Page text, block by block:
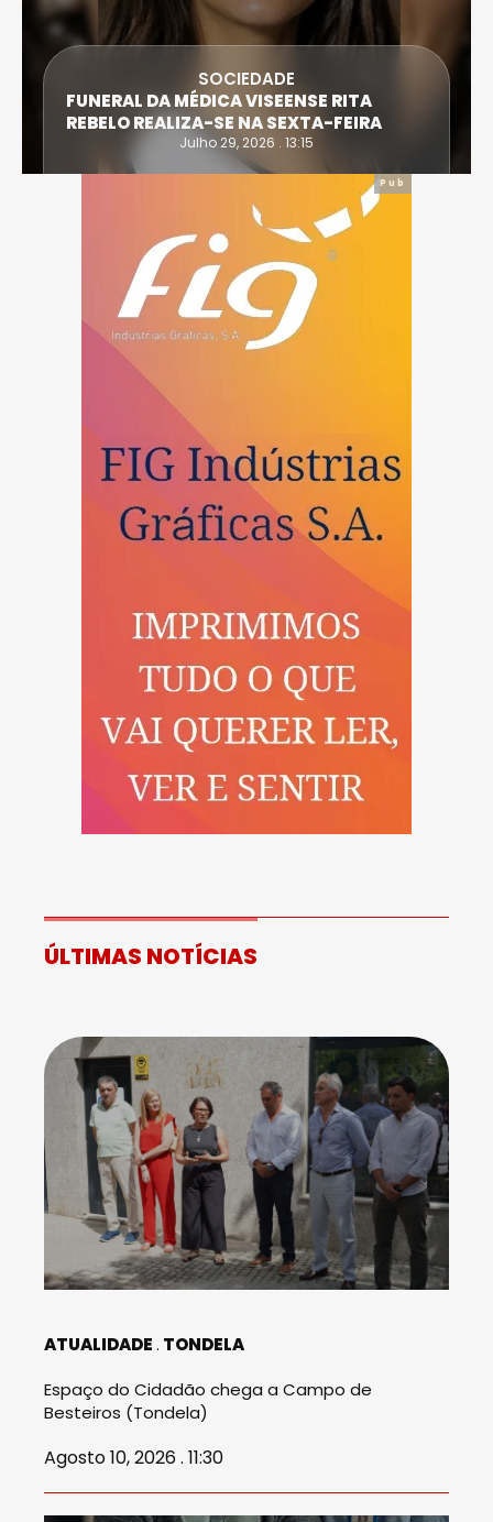
SOCIEDADE
FUNERAL DA MÉDICA VISEENSE RITA
REBELO REALIZA-SE NA SEXTA-FEIRA
Julho 29, 2026 . 13:15
Pub
ÚLTIMAS NOTÍCIAS
ATUALIDADE TONDELA
Espaço do Cidadão chega a Campo de
Besteiros (Tondela)
Agosto 10, 2026 . 11:30